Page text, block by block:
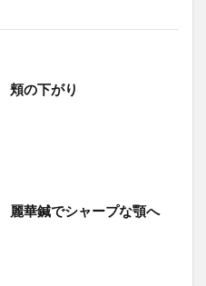
頬の下がり
麗華鍼でシャープな顎へ